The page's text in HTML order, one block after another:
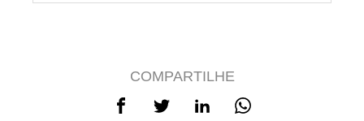
COMPARTILHE